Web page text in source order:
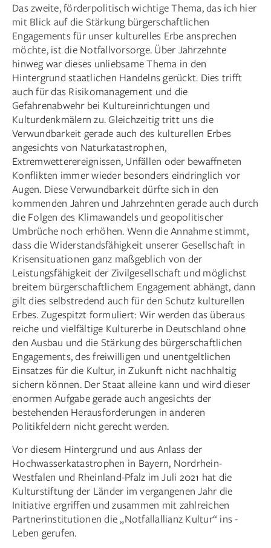
Das zweite, förderpolitisch wichtige Thema, das ich hier
mit Blick auf die Stärkung bürgerschaftlichen
Engagements für unser kulturelles Erbe ansprechen
möchte, ist die Notfallvorsorge. Über Jahrzehnte
hinweg war dieses unliebsame Thema in den
Hintergrund staatlichen Handelns gerückt. Dies trifft
auch für das Risikomanagement und die
Gefahrenabwehr bei Kultureinrichtungen und
Kulturdenkmälern zu. Gleichzeitig tritt uns die
Verwundbarkeit gerade auch des kulturellen Erbes
angesichts von Naturkatastrophen,
Extremwetterereignissen, Unfällen oder bewaffneten
Konflikten immer wieder besonders eindringlich vor
Augen. Diese Verwundbarkeit dürfte sich in den
kommenden Jahren und Jahrzehnten gerade auch durch
die Folgen des Klimawandels und geopolitischer
Umbrüche noch erhöhen. Wenn die Annahme stimmt,
dass die Widerstandsfähigkeit unserer Gesellschaft in
Krisensituationen ganz maßgeblich von der
Leistungsfähigkeit der Zivilgesellschaft und möglichst
breitem bürgerschaftlichem Engagement abhängt, dann
gilt dies selbstredend auch für den Schutz kulturellen
Erbes. Zugespitzt formuliert: Wir werden das überaus
reiche und vielfältige Kulturerbe in Deutschland ohne
den Ausbau und die Stärkung des bürgerschaftlichen
Engagements, des freiwilligen und unentgeltlichen
Einsatzes für die Kultur, in Zukunft nicht nachhaltig
sichern können. Der Staat alleine kann und wird dieser
enormen Aufgabe gerade auch angesichts der
bestehenden Herausforderungen in anderen
Politikfeldern nicht gerecht werden.
Vor diesem Hintergrund und aus Anlass der
Hochwasser­katastrophen in Bayern, Nordrhein-
Westfalen und Rheinland-Pfalz im Juli 2021 hat die
Kulturstiftung der Länder im vergan­genen Jahr die
Initiative ergriffen und zusammen mit zah­lreichen
Partnerinstitutionen die „Notfallallianz Kultur“ ins ­
Leben gerufen.